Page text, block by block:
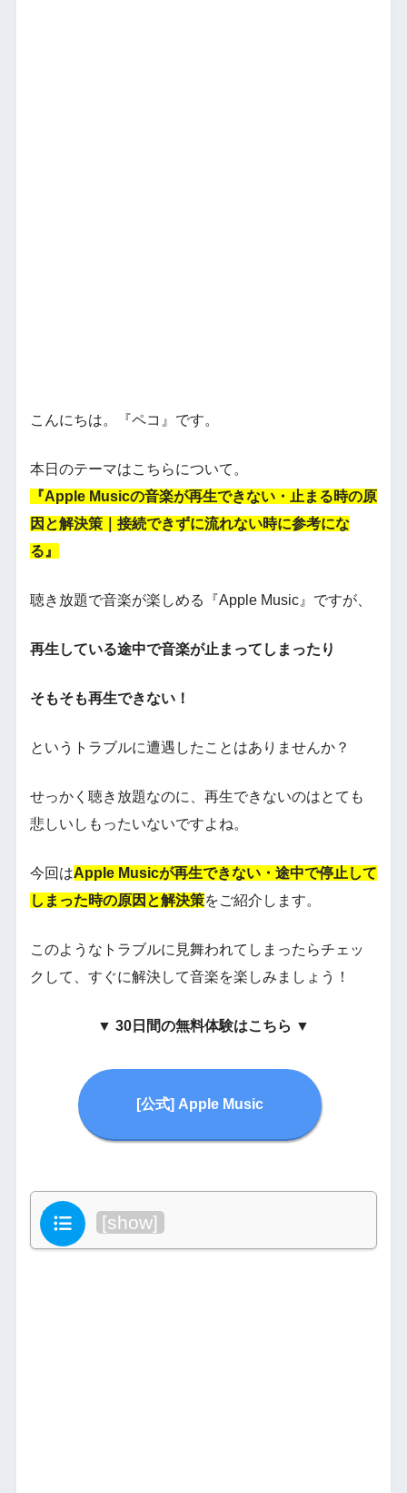
こんにちは。『ペコ』です。
本日のテーマはこちらについて。
『Apple Musicの音楽が再生できない・止まる時の原
因と解決策｜接続できずに流れない時に参考にな
る』
聴き放題で音楽が楽しめる『Apple Music』ですが、
再生している途中で音楽が止まってしまったり
そもそも再生できない！
というトラブルに遭遇したことはありませんか？
せっかく聴き放題なのに、再生できないのはとても
悲しいしもったいないですよね。
今回はApple Musicが再生できない・途中で停止して
しまった時の原因と解決策をご紹介します。
このようなトラブルに見舞われてしまったらチェッ
クして、すぐに解決して音楽を楽しみましょう！
▼ 30日間の無料体験はこちら ▼
[公式] Apple Music
目次 [show]